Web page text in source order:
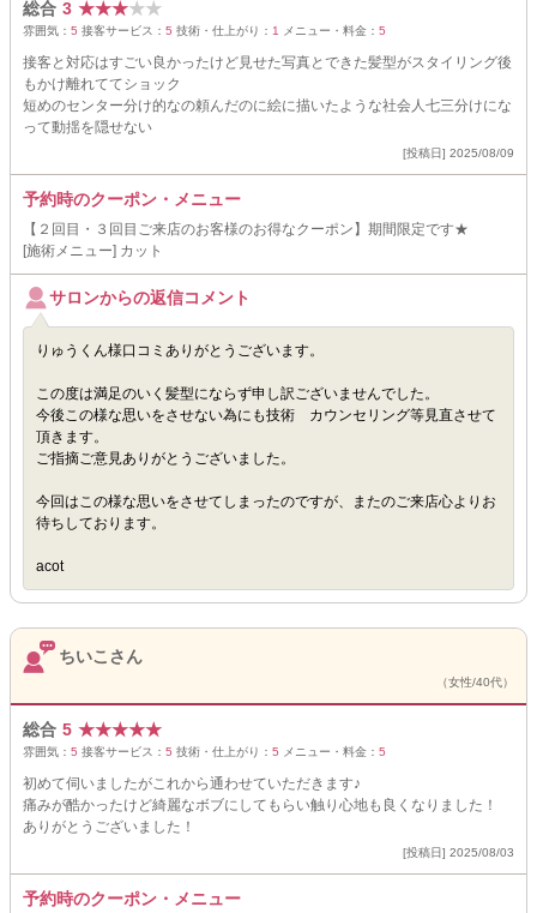
総合 3 ★★★★★
雰囲気： 5 接客サービス： 5 技術・仕上がり： 1 メニュー・料金： 5
接客と対応はすごい良かったけど見せた写真とできた髪型がスタイリング後
もかけ離れててショック
短めのセンター分け的なの頼んだのに絵に描いたような社会人七三分けにな
って動揺を隠せない
[投稿日] 2025/08/09
予約時のクーポン・メニュー
【２回目・３回目ご来店のお客様のお得なクーポン】期間限定です★
[施術メニュー] カット
サロンからの返信コメント
りゅうくん様口コミありがとうございます。
この度は満足のいく髪型にならず申し訳ございませんでした。
今後この様な思いをさせない為にも技術 カウンセリング等見直させて
頂きます。
ご指摘ご意見ありがとうございました。
今回はこの様な思いをさせてしまったのですが、またのご来店心よりお
待ちしております。
acot
ちいこさん
（女性/40代）
総合 5 ★★★★★
雰囲気： 5 接客サービス： 5 技術・仕上がり： 5 メニュー・料金： 5
初めて伺いましたがこれから通わせていただきます♪
痛みが酷かったけど綺麗なボブにしてもらい触り心地も良くなりました！
ありがとうございました！
[投稿日] 2025/08/03
予約時のクーポン・メニュー